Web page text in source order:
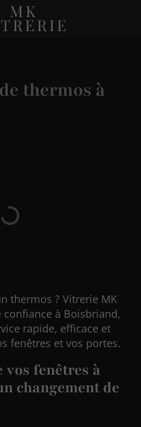
thermos à
thermos ? Vitrerie MK
à Boisbriand,
rapide, efficace et
fenêtres et vos portes.
vos fenêtres à
changement de